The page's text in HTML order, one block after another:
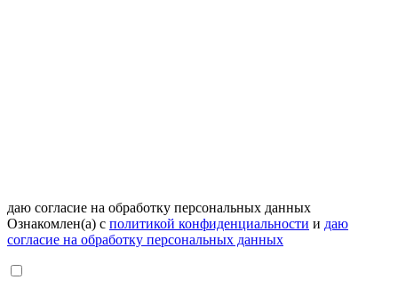
даю согласие на обработку персональных данных
Ознакомлен(а) с политикой конфиденциальности и даю
согласие на обработку персональных данных